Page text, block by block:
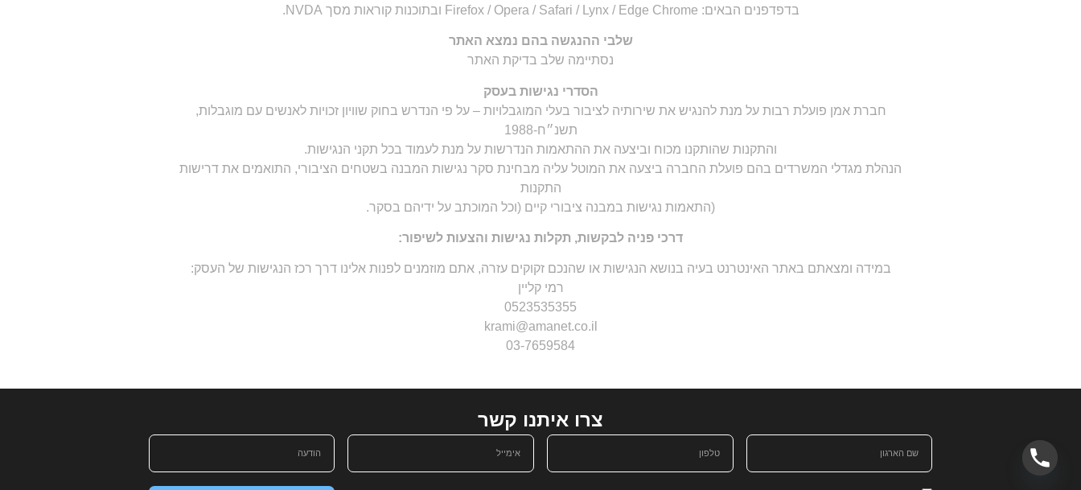
בדפדפנים הבאים: Firefox / Opera / Safari / Lynx / Edge Chrome ובתוכנות קוראות מסך NVDA.
שלבי ההנגשה בהם נמצא האתר
נסתיימה שלב בדיקת האתר
הסדרי נגישות בעסק
חברת אמן פועלת רבות על מנת להנגיש את שירותיה לציבור בעלי המוגבלויות – על פי הנדרש בחוק שוויון זכויות לאנשים עם מוגבלות,
תשנ״ח-1988
והתקנות שהותקנו מכוח וביצעה את ההתאמות הנדרשות על מנת לעמוד בכל תקני הנגישות.
הנהלת מגדלי המשרדים בהם פועלת החברה ביצעה את המוטל עליה מבחינת סקר נגישות המבנה בשטחים הציבורי, התואמים את דרישות
התקנות
(התאמות נגישות במבנה ציבורי קיים (וכל המוכתב על ידיהם בסקר.
דרכי פניה לבקשות, תקלות נגישות והצעות לשיפור:
במידה ומצאתם באתר האינטרנט בעיה בנושא הנגישות או שהנכם זקוקים עזרה, אתם מוזמנים לפנות אלינו דרך רכז הנגישות של העסק:
רמי קליין
0523535355
krami@amanet.co.il
03-7659584
צרו איתנו קשר